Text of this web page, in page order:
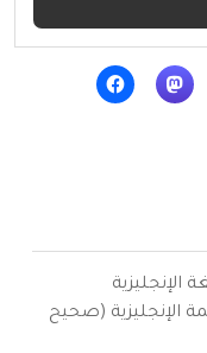
الإنجليزية
الإنجليزية (صحيح